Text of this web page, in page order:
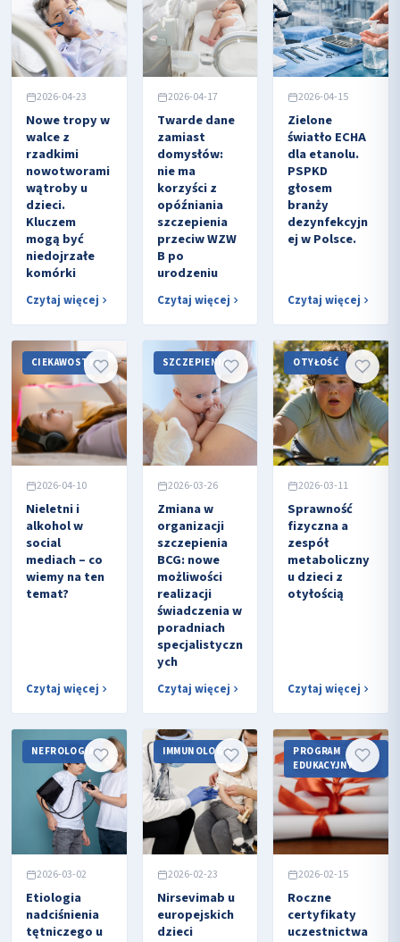
2026-04-23
Nowe tropy w
walce z
rzadkimi
nowotworami
wątroby u
dzieci.
Kluczem
mogą być
niedojrzałe
komórki
Czytaj więcej
2026-04-17
Twarde dane
zamiast
domysłów:
nie ma
korzyści z
opóźniania
szczepienia
przeciw WZW
B po
urodzeniu
Czytaj więcej
2026-04-15
Zielone
światło ECHA
dla etanolu.
PSPKD
głosem
branży
dezynfekcyjn
ej w Polsce.
Czytaj więcej
CIEKAWOSTKI
2026-04-10
Nieletni i
alkohol w
social
mediach – co
wiemy na ten
temat?
Czytaj więcej
SZCZEPIENIA
2026-03-26
Zmiana w
organizacji
szczepienia
BCG: nowe
możliwości
realizacji
świadczenia w
poradniach
specjalistyczn
ych
Czytaj więcej
OTYŁOŚĆ
2026-03-11
Sprawność
fizyczna a
zespół
metaboliczny
u dzieci z
otyłością
Czytaj więcej
NEFROLOGIA
2026-03-02
Etiologia
nadciśnienia
tętniczego u
IMMUNOLOGIA
2026-02-23
Nirsevimab u
europejskich
dzieci
PROGRAM
EDUKACYJNY
2026-02-15
Roczne
certyfikaty
uczestnictwa